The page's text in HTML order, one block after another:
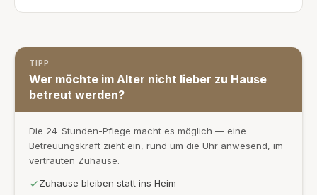
TIPP
Wer möchte im Alter nicht lieber zu Hause
betreut werden?
Die 24-Stunden-Pflege macht es möglich — eine
Betreuungskraft zieht ein, rund um die Uhr anwesend, im
vertrauten Zuhause.
Zuhause bleiben statt ins Heim